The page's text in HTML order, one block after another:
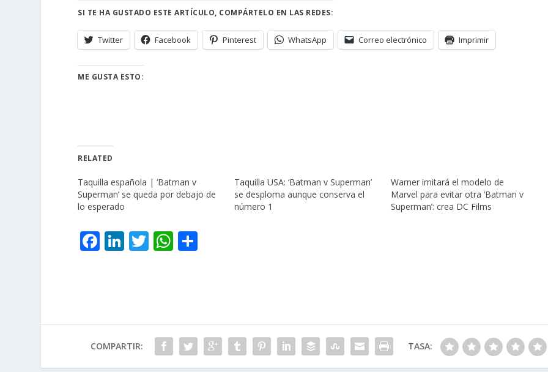
SI TE HA GUSTADO ESTE ARTÍCULO, COMPÁRTELO EN LAS REDES:
Twitter Facebook Pinterest WhatsApp Correo electrónico Imprimir
ME GUSTA ESTO:
RELATED
Taquilla española | ‘Batman v
Superman’ se queda por debajo de
lo esperado
Taquilla USA: ‘Batman v Superman’
se desploma aunque conserva el
número 1
Warner imitará el modelo de
Marvel para evitar otra ‘Batman v
Superman’: crea DC Films
F
o
o
k
Li
dI
n
T W
A
p
p
ar
ti
r
COMPARTIR: TASA: